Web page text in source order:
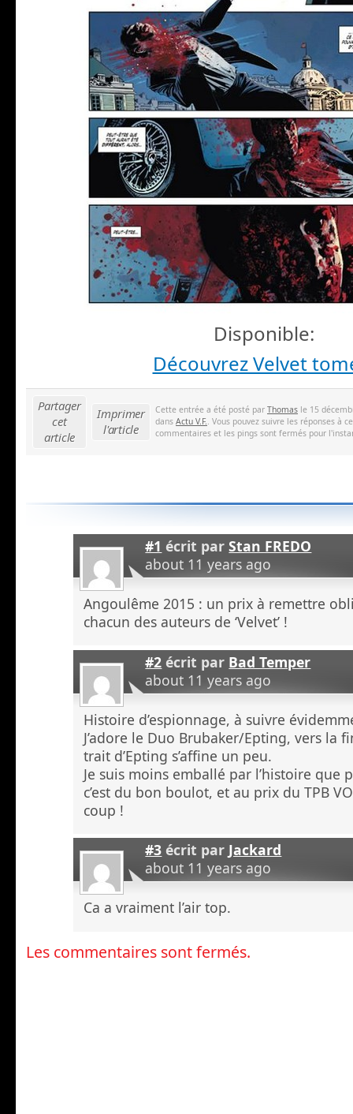
Disponible:
Découvrez Velvet
Partager
cet
article
Imprimer
l'article
Cette entrée a été posté par Thomas le 15
dans Actu V.F. . Vous pouvez suivre les réponses à
commentaires et les pings sont fermés pour
#1 écrit parStan FREDO
about 11 years ago
Angoulême 2015 : un prix à remettre
chacun des auteurs de ‘Velvet’ !
#2 écrit par Bad Temper
about 11 years ago
Histoire d’espionnage, à suivre
J’adore le Duo Brubaker/Epting, vers la
trait d’Epting s’affine un peu.
Je suis moins emballé par l’histoire que
c’est du bon boulot, et au prix du TPB
coup !
#3 écrit par Jackard
about 11 years ago
Ca a vraiment l’air top.
Les commentaires sont fermés.